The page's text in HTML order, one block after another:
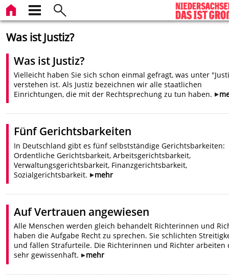
Was ist Justiz?
Was ist Justiz?
Vielleicht haben Sie sich schon einmal gefragt, was unter
verstehen ist. Als Justiz bezeichnen wir alle staatlichen
Einrichtungen, die mit der Rechtsprechung zu tun haben.
Fünf Gerichtsbarkeiten
In Deutschland gibt es fünf selbstständige Gerichtsbarkeiten:
Ordentliche Gerichtsbarkeit, Arbeitsgerichtsbarkeit,
Verwaltungsgerichtsbarkeit, Finanzgerichtsbarkeit,
Sozialgerichtsbarkeit.
mehr
Auf Vertrauen angewiesen
Alle Menschen werden gleich behandelt Richterinnen und
haben die Aufgabe Recht zu sprechen. Sie schlichten
und fällen Strafurteile. Die Richterinnen und Richter arbeiten
sehr gewissenhaft.
mehr